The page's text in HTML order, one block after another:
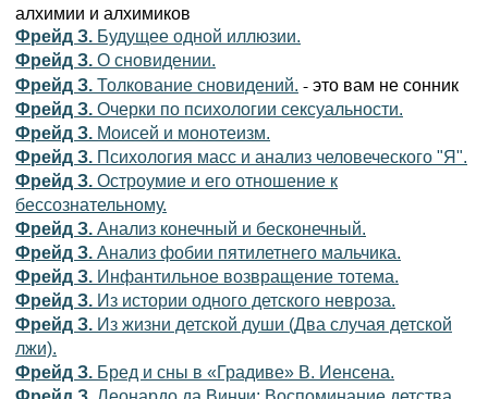
алхимии и алхимиков
Фрейд З. Будущее одной иллюзии.
Фрейд З. О сновидении.
Фрейд З. Толкование сновидений. - это вам не сонник
Фрейд З. Очерки по психологии сексуальности.
Фрейд З. Моисей и монотеизм.
Фрейд З. Психология масс и анализ человеческого "Я".
Фрейд З. Остроумие и его отношение к
бессознательному.
Фрейд З. Анализ конечный и бесконечный.
Фрейд З. Анализ фобии пятилетнего мальчика.
Фрейд З. Инфантильное возвращение тотема.
Фрейд З. Из истории одного детского невроза.
Фрейд З. Из жизни детской души (Два случая детской
лжи).
Фрейд З. Бред и сны в «Градиве» В. Иенсена.